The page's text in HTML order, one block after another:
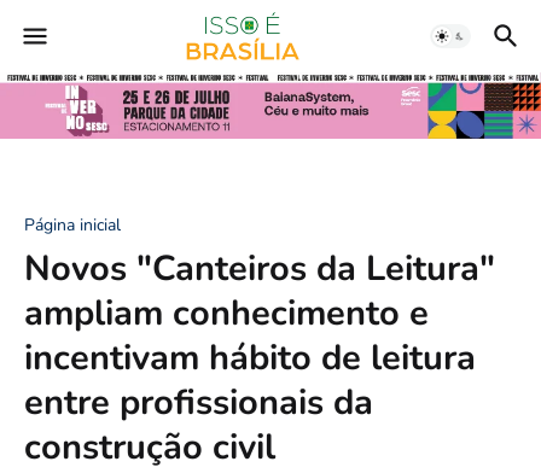
Página inicial
Novos "Canteiros da Leitura"
ampliam conhecimento e
incentivam hábito de leitura
entre profissionais da
construção civil